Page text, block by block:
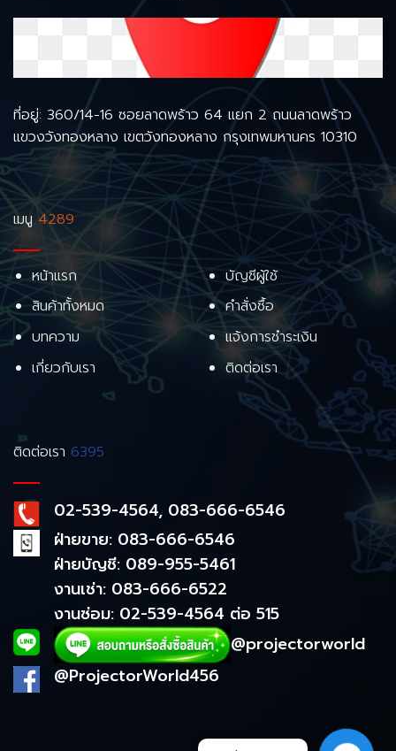
ที่อยู่: 360/14-16 ซอยลาดพร้าว 64 แยก 2 ถนนลาดพร้าว
แขวงวังทองหลาง เขตวังทองหลาง กรุงเทพมหานคร 10310
เมนู4289
หน้าแรก
สินค้าทั้งหมด
บทความ
เกี่ยวกับเรา
บัญชีผู้ใช้
คำสั่งซื้อ
แจ้งการชำระเงิน
ติดต่อเรา
ติดต่อเรา 6395
02-539-4564, 083-666-6546
ฝ่ายขาย: 083-666-6546
ฝ่ายบัญชี: 089-955-5461
งานเช่า: 083-666-6522
งานซ่อม: 02-539-4564 ต่อ 515
@projectorworld
@ProjectorWorld456